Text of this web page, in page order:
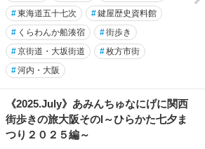
#東海道五十七次 #鍵屋歴史資料館
# くらわんか船湊宿 #街歩き
#京街道・大坂街道 #枚方市街
#河内・大阪
《2025.July》あみんちゅなにげに関西
街歩きの旅大阪そのⅠ～ひらかた七夕ま
つり２０２５編～